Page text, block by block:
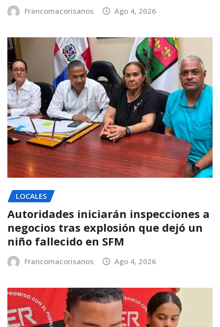
Francomacorisanos Ago 4, 2026
LOCALES
Autoridades iniciarán inspecciones a
negocios tras explosión que dejó un
niño fallecido en SFM
Francomacorisanos Ago 4, 2026